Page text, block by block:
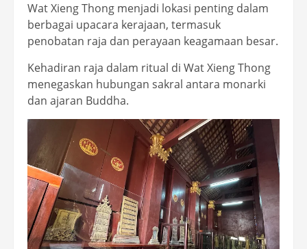
Wat Xieng Thong menjadi lokasi penting dalam
berbagai upacara kerajaan, termasuk
penobatan raja dan perayaan keagamaan besar.
Kehadiran raja dalam ritual di Wat Xieng Thong
menegaskan hubungan sakral antara monarki
dan ajaran Buddha.